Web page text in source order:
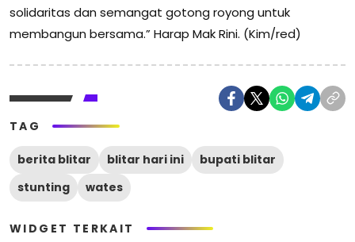
solidaritas dan semangat gotong royong untuk
membangun bersama.” Harap Mak Rini. (Kim/red)
TAG
berita blitar blitar hari ini
bupati blitar
stunting
wates
WIDGET TERKAIT